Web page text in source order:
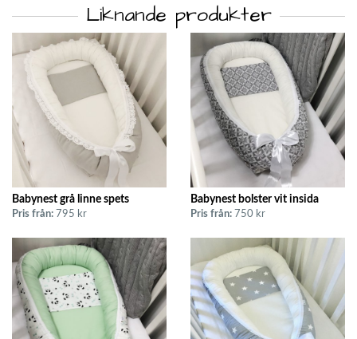
Liknande produkter
Babynest grå linne spets
Pris från: 795 kr
Babynest bolster vit insida
Pris från: 750 kr